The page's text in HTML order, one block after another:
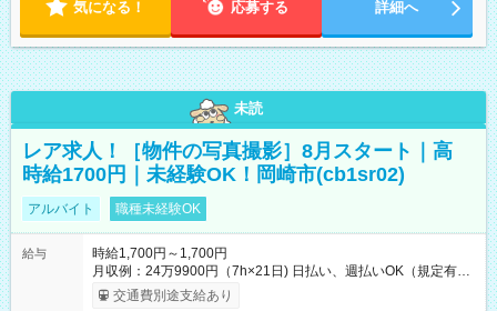
気になる！ 応募する 詳細へ
未読
レア求人！［物件の写真撮影］8月スタート｜高
時給1700円｜未経験OK！岡崎市(cb1sr02)
アルバイト 職種未経験OK
給与
時給1,700円～1,700円
月収例：24万9900円（7h×21日) 日払い、週払いOK（規定有
り） 【試用期間】試用期間なし
交通費別途支給あり